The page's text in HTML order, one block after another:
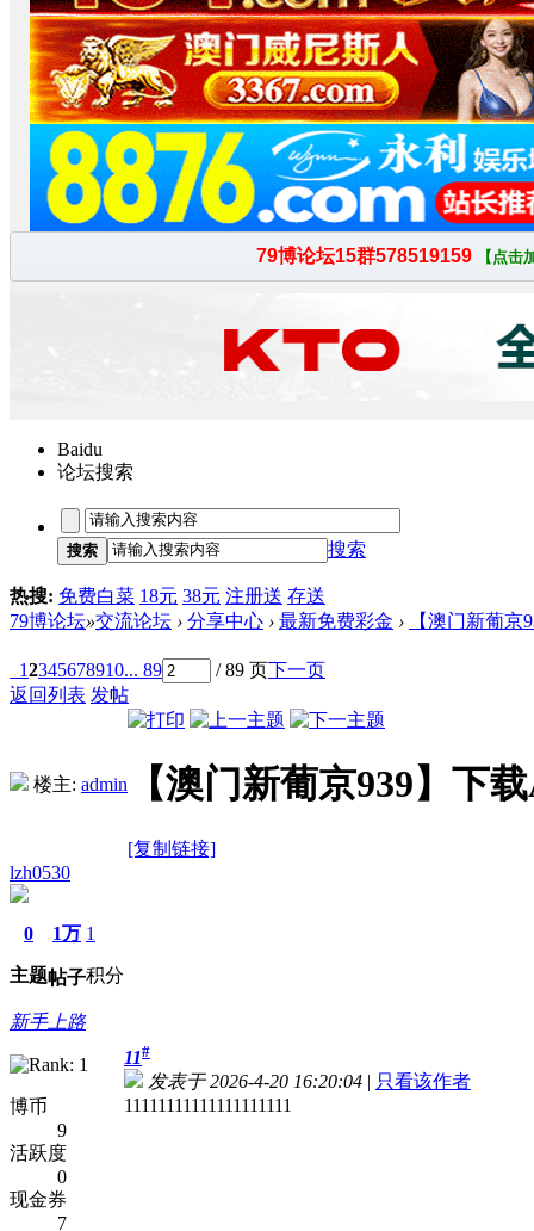
Baidu
论坛搜索
搜索 搜索
热搜: 免费白菜 18元 38元 注册送 存送
79博论坛»交流论坛 › 分享中心 › 最新免费彩金 › 【澳门新葡京
12345678910... 89 / 89 页下一页
返回列表 发帖
楼主: admin 【澳门新葡京939】下
[复制链接]
lzh0530
0
主题
1万
帖子
1
积分
新手上路
博币
9
活跃度
0
现金券
7
11#
发表于 2026-4-20 16:20:04 | 只看该作者
11111111111111111111